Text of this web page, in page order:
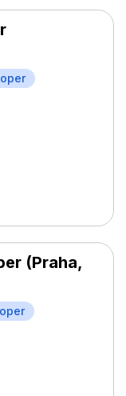
(Praha,